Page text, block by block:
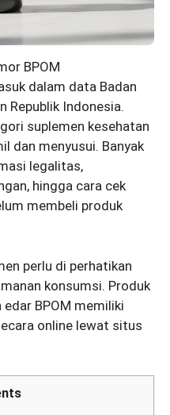
BPOM
dalam data Badan
Republik Indonesia.
suplemen kesehatan
dan menyusui. Banyak
legalitas,
hingga cara cek
membeli produk
perlu di perhatikan
konsumsi. Produk
BPOM memiliki
online lewat situs